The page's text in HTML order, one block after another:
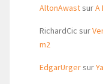
AltonAwastsurA
RichardCic sur
m2
EdgarUrgersur